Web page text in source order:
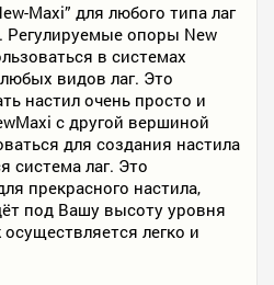
Maxi” для любого типа лаг
Регулируемые опоры New
в системах
видов лаг. Это
настил очень просто и
с другой вершиной
для создания настила
система лаг. Это
прекрасного настила,
под Вашу высоту уровня
легко и